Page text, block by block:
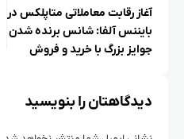
آغاز رقابت معاملاتی متاپلکس در
بایننس آلفا: شانس برنده شدن
جوایز بزرگ با خرید و فروش
دیدگاهتان را بنویسید